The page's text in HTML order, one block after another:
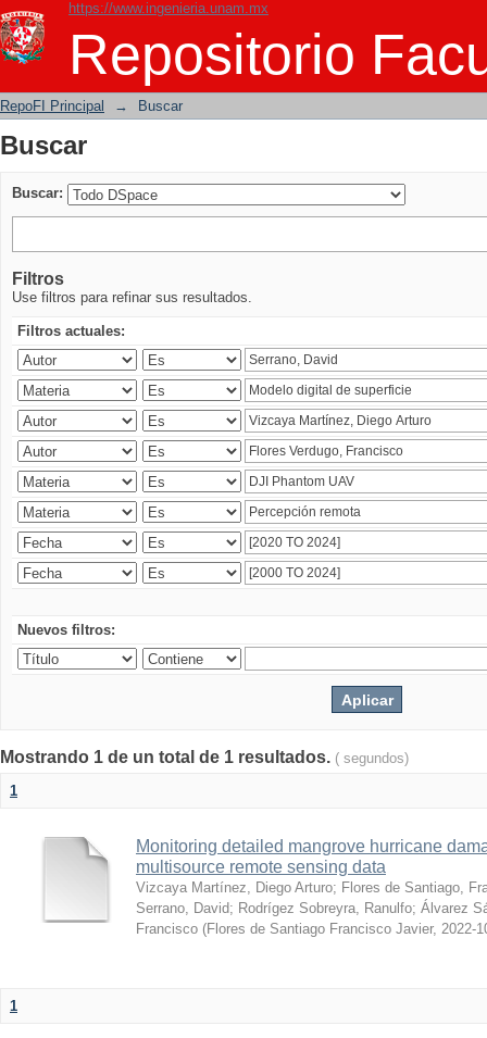
https://www.ingenieria.unam.mx
Repositorio
Buscar
RepoFI Principal → Buscar
Buscar
Buscar:
Filtros
Use filtros para refinar sus resultados.
Filtros actuales:
Nuevos filtros:
Mostrando 1 de un total de 1 resultados. ( segundos)
1
Monitoring detailed mangrove hurricane
multisource remote sensing data
Vizcaya Martínez, Diego Arturo; Flores de Santiago,
Serrano, David; Rodrígez Sobreyra, Ranulfo; Álvarez
Francisco (Flores de Santiago Francisco Javier, 2022-
1